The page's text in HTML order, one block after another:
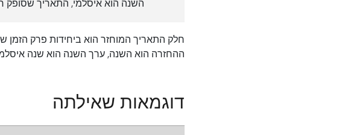
השנה הוא איסלמי, התאריך שסופק
חלק התאריך המוחזר הוא ביחידות פרק הזמן
ההחזרה הוא השנה, ערך השנה הוא שנה
דוגמאות שאילתה